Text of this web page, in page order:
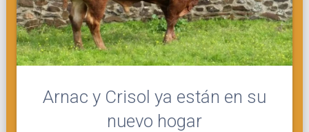
Arnac y Crisol ya están en su
nuevo hogar